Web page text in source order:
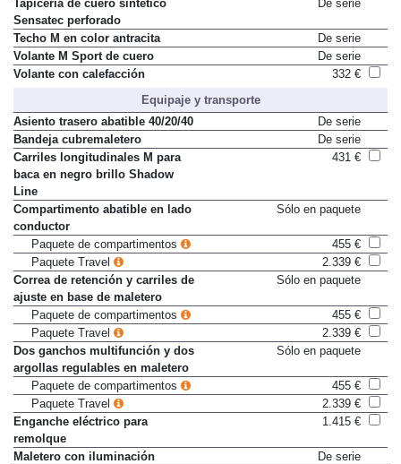
Tapicería de cuero sintético
Sensatec perforado
Techo M en color antracita
De serie
Volante M Sport de cuero
De serie
Equipaje y transporte
Asiento trasero abatible 40/20/40
De serie
Bandeja cubremaletero
De serie
Carriles longitudinales M para
baca en negro brillo Shadow
Line
Compartimento abatible en lado
conductor
Paquete de compartimentos
455 €
Paquete Travel
2.339 €
Correa de retención y carriles de
ajuste en base de maletero
Paquete de compartimentos
455 €
Paquete Travel
2.339 €
Dos ganchos multifunción y dos
argollas regulables en maletero
Paquete de compartimentos
455 €
Paquete Travel
2.339 €
Enganche eléctrico para
remolque